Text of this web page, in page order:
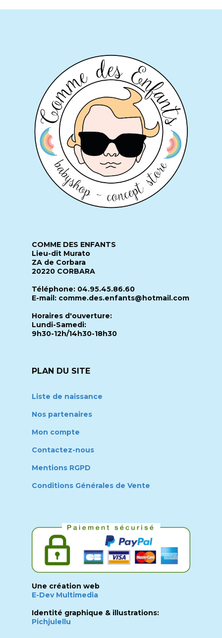
COMME DES ENFANTS
Lieu-dit Murato
ZA de Corbara
20220 CORBARA
Téléphone: 04.95.45.86.60
E-mail: comme.des.enfants@hotmail.com
Horaires d'ouverture:
Lundi-Samedi:
9h30-12h/14h30-18h30
PLAN DU SITE
Liste de naissance
Nos partenaires
Mon compte
Contactez-nous
Mentions RGPD
Conditions Générales de Vente
Une création web
E-Dev Multimedia
Identité graphique & illustrations:
Pichjulellu